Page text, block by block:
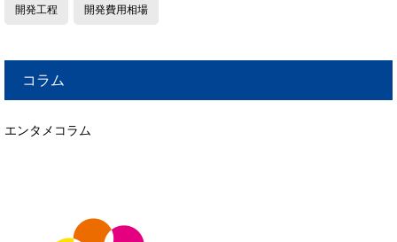
開発工程 開発費用相場
コラム
エンタメコラム